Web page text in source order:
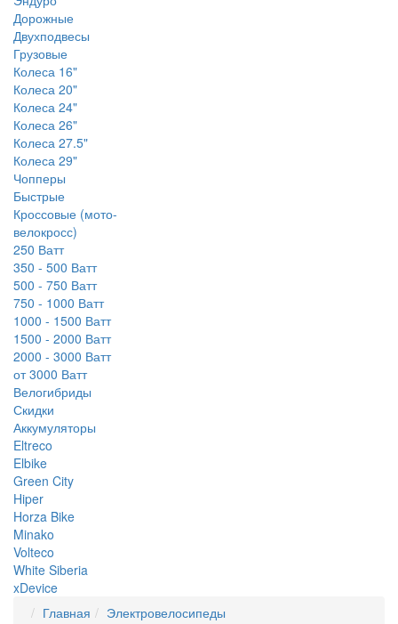
Дорожные
Двухподвесы
Грузовые
Колеса 16"
Колеса 20"
Колеса 24"
Колеса 26"
Колеса 27.5"
Колеса 29"
Чопперы
Быстрые
Кроссовые (мото-
велокросс)
250 Ватт
350 - 500 Ватт
500 - 750 Ватт
750 - 1000 Ватт
1000 - 1500 Ватт
1500 - 2000 Ватт
2000 - 3000 Ватт
от 3000 Ватт
Велогибриды
Скидки
Аккумуляторы
Eltreco
Elbike
Green City
Hiper
Horza Bike
Minako
Volteco
White Siberia
xDevice
Главная
Электровелосипеды